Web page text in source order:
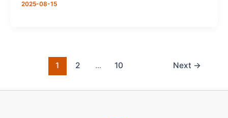
2025-08-15
1 2 ... 10 Next →